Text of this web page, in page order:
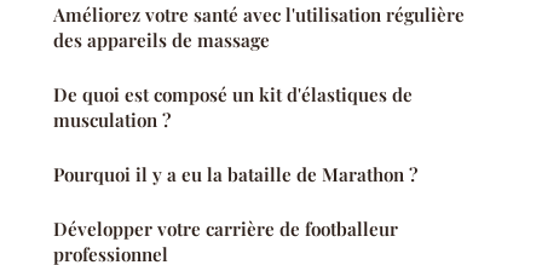
Améliorez votre santé avec l'utilisation régulière
des appareils de massage
De quoi est composé un kit d'élastiques de
musculation ?
Pourquoi il y a eu la bataille de Marathon ?
Développer votre carrière de footballeur
professionnel